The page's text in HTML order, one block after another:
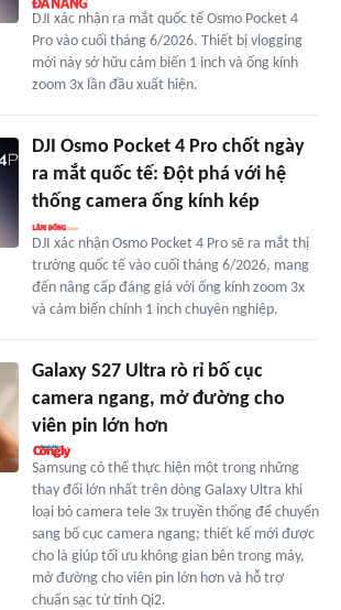
DJI xác nhận ra mắt quốc tế Osmo Pocket 4
Pro vào cuối tháng 6/2026. Thiết bị vlogging
mới này sở hữu cảm biến 1 inch và ống kính
zoom 3x lần đầu xuất hiện.
DJI Osmo Pocket 4 Pro chốt ngày
ra mắt quốc tế: Đột phá với hệ
thống camera ống kính kép
DJI xác nhận Osmo Pocket 4 Pro sẽ ra mắt thị
trường quốc tế vào cuối tháng 6/2026, mang
đến nâng cấp đáng giá với ống kính zoom 3x
và cảm biến chính 1 inch chuyên nghiệp.
Galaxy S27 Ultra rò rỉ bố cục
camera ngang, mở đường cho
viên pin lớn hơn
Samsung có thể thực hiện một trong những
thay đổi lớn nhất trên dòng Galaxy Ultra khi
loại bỏ camera tele 3x truyền thống để chuyển
sang bố cục camera ngang; thiết kế mới được
cho là giúp tối ưu không gian bên trong máy,
mở đường cho viên pin lớn hơn và hỗ trợ
chuẩn sạc từ tính Qi2.